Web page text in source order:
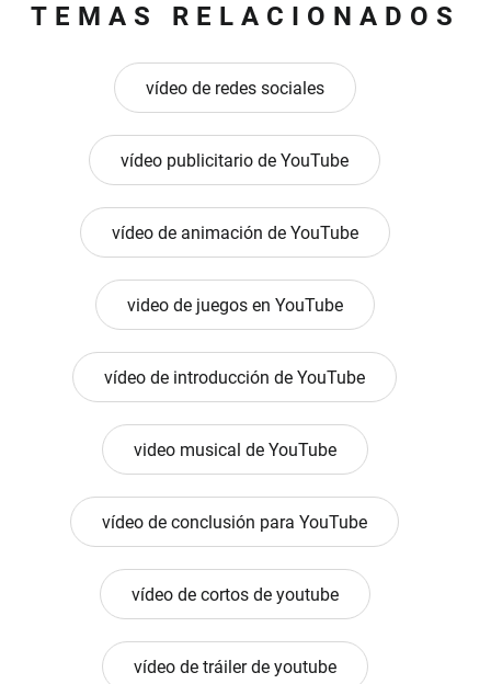
TEMAS RELACIONADOS
vídeo de redes sociales
vídeo publicitario de YouTube
vídeo de animación de YouTube
video de juegos en YouTube
vídeo de introducción de YouTube
video musical de YouTube
vídeo de conclusión para YouTube
vídeo de cortos de youtube
vídeo de tráiler de youtube